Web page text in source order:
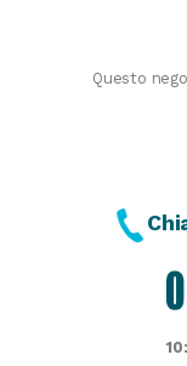
Questo